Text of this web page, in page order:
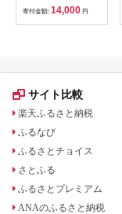
寄付金額: 14,000 円
サイト比較
楽天ふるさと納税
ふるなび
ふるさとチョイス
さとふる
ふるさとプレミアム
ANAのふるさと納税